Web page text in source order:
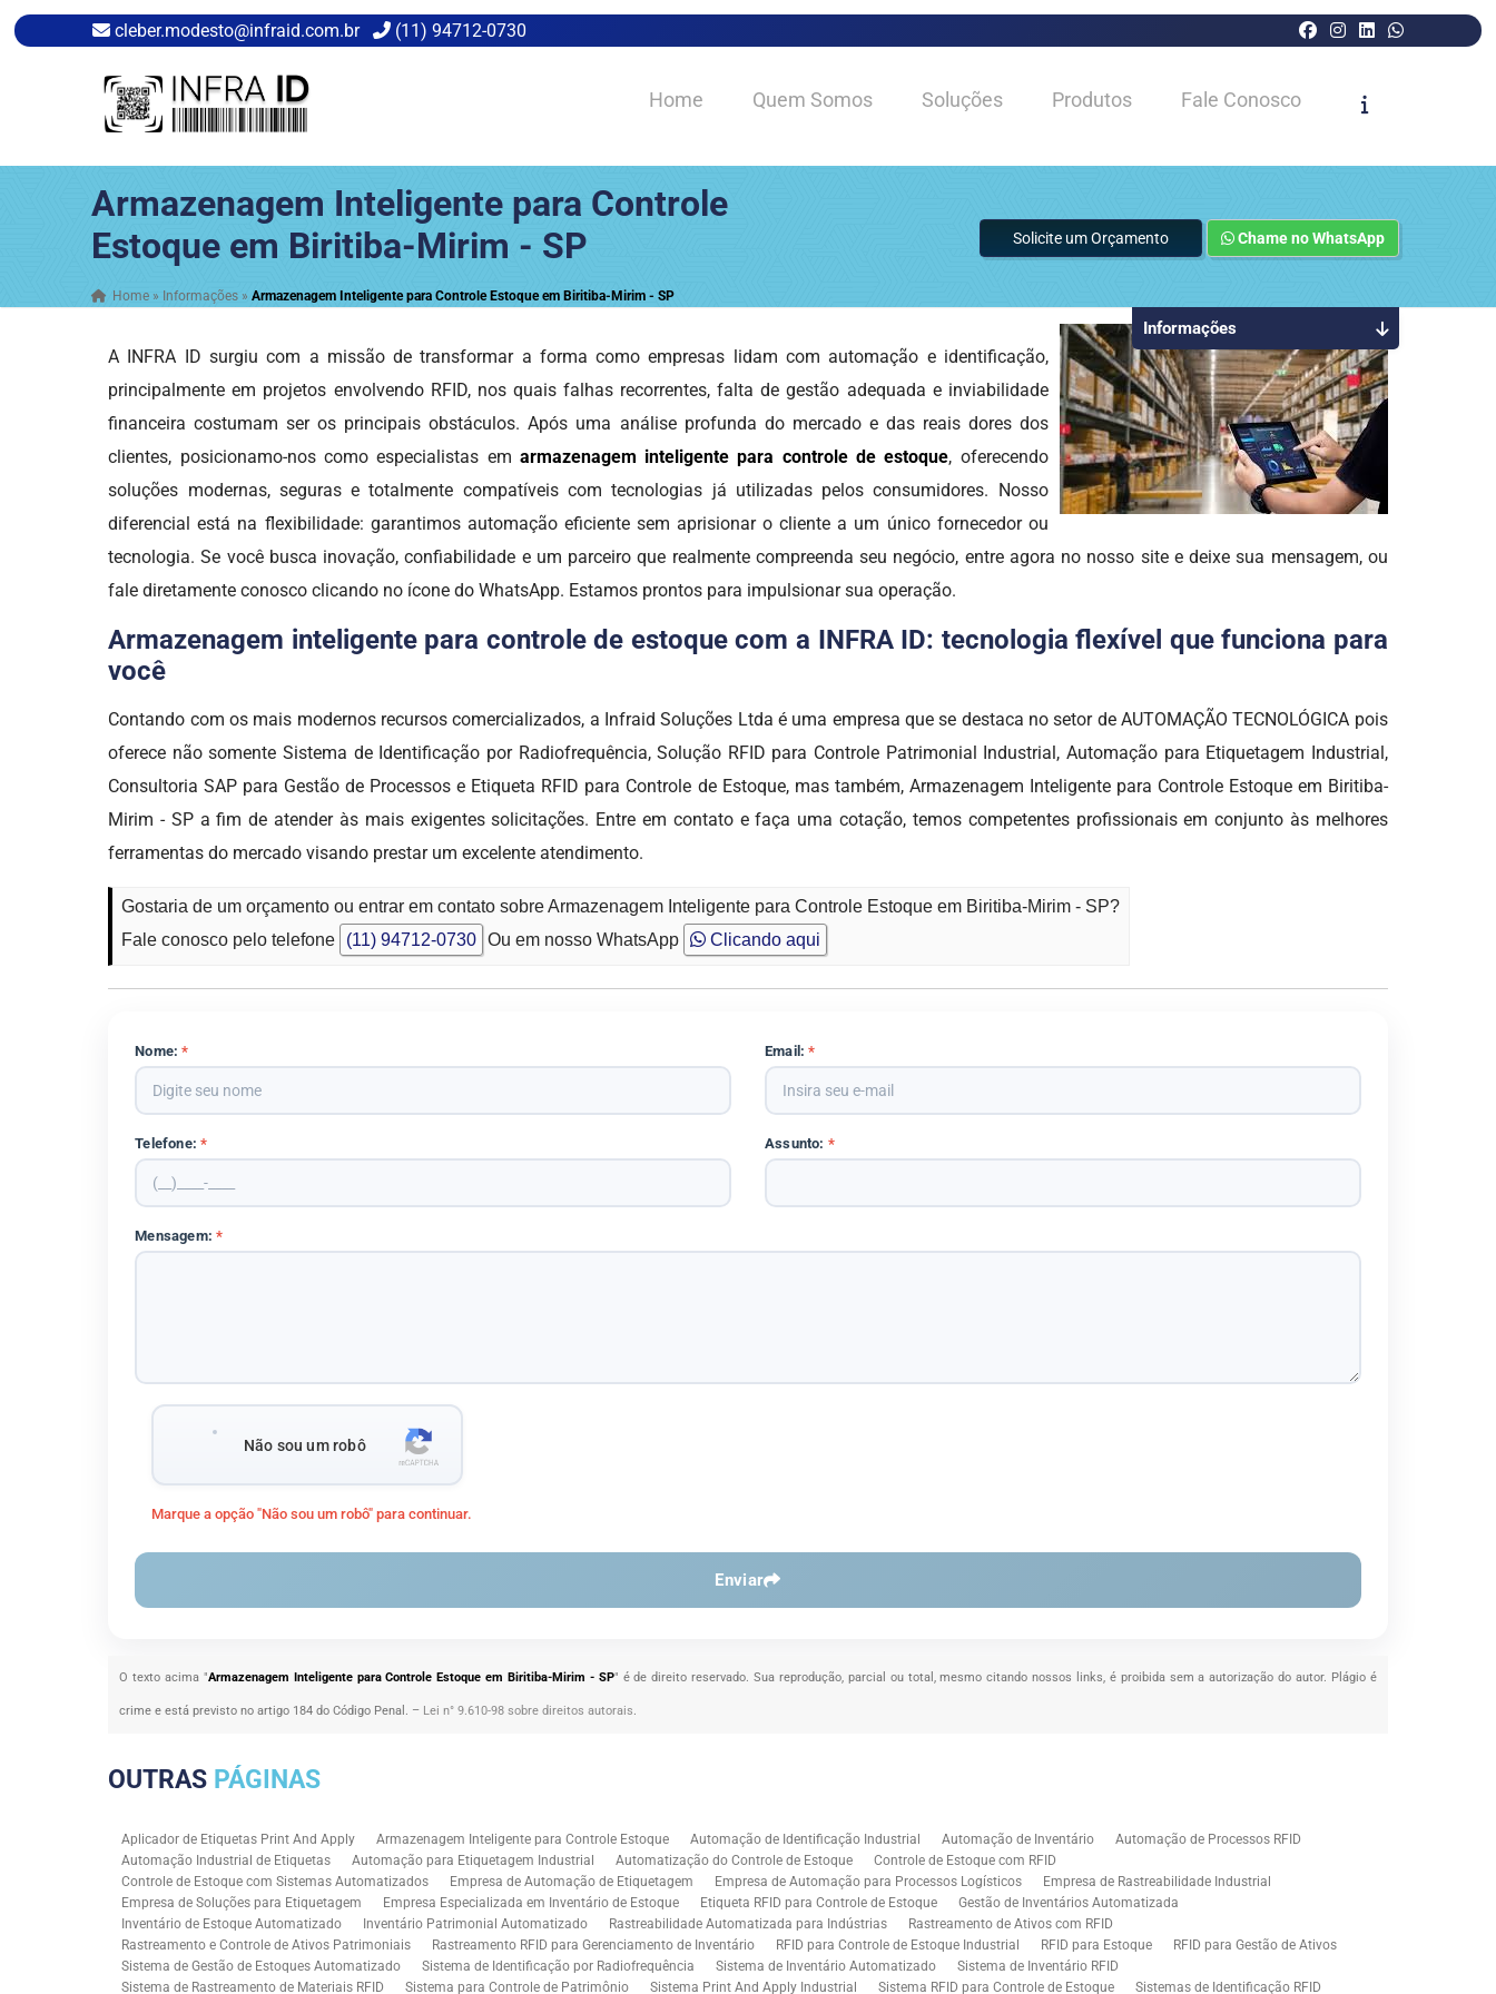
cleber.modesto@infraid.com.br (11) 94712-0730
Home Quem Somos Soluções Produtos Fale Conosco
Armazenagem Inteligente para Controle
Estoque em Biritiba-Mirim - SP
Home » Informações »Armazenagem Inteligente para Controle Estoque em Biritiba-Mirim - SP
Solicite um Orçamento Chame no WhatsApp
A INFRA ID surgiu com a missão de transformar a forma como empresas lidam com automação e identificação,
principalmente em projetos envolvendo RFID, nos quais falhas recorrentes, falta de gestão adequada e inviabilidade
financeira costumam ser os principais obstáculos. Após uma análise profunda do mercado e das reais dores dos
clientes, posicionamo-nos como especialistas em armazenagem inteligente para controle de estoque, oferecendo
soluções modernas, seguras e totalmente compatíveis com tecnologias já utilizadas pelos consumidores. Nosso
diferencial está na flexibilidade: garantimos automação eficiente sem aprisionar o cliente a um único fornecedor ou
tecnologia. Se você busca inovação, confiabilidade e um parceiro que realmente compreenda seu negócio, entre agora no nosso site e deixe sua mensagem, ou
fale diretamente conosco clicando no ícone do WhatsApp. Estamos prontos para impulsionar sua operação.
Armazenagem inteligente para controle de estoque com a INFRA ID: tecnologia flexível que funciona para
você
Contando com os mais modernos recursos comercializados, a Infraid Soluções Ltda é uma empresa que se destaca no setor de AUTOMAÇÃO TECNOLÓGICA pois
oferece não somente Sistema de Identificação por Radiofrequência, Solução RFID para Controle Patrimonial Industrial, Automação para Etiquetagem Industrial,
Consultoria SAP para Gestão de Processos e Etiqueta RFID para Controle de Estoque, mas também, Armazenagem Inteligente para Controle Estoque em Biritiba-
Mirim - SP a fim de atender às mais exigentes solicitações. Entre em contato e faça uma cotação, temos competentes profissionais em conjunto às melhores
ferramentas do mercado visando prestar um excelente atendimento.
Gostaria de um orçamento ou entrar em contato sobre Armazenagem Inteligente para Controle Estoque em Biritiba-Mirim - SP?
Fale conosco pelo telefone
(11) 94712-0730 Ou em nosso WhatsApp Clicando aqui
Nome:* Email:*
Telefone:* Assunto: *
Mensagem:*
Não sou um robô
Marque a opção "Não sou um robô" para continuar.
Enviar
O texto acima "Armazenagem Inteligente para Controle Estoque em Biritiba-Mirim - SP" é de direito reservado. Sua reprodução, parcial ou total, mesmo citando nossos links, é proibida sem a autorização do autor. Plágio é
crime e está previsto no artigo 184 do Código Penal. – Lei n° 9.610-98 sobre direitos autorais.
Informações
OUTRAS PÁGINAS
Aplicador de Etiquetas Print And Apply Armazenagem Inteligente para Controle Estoque Automação de Identificação Industrial Automação de Inventário
Automação de Processos RFID
Automação Industrial de Etiquetas
Automação para Etiquetagem Industrial Automatização do Controle de Estoque
Controle de Estoque com RFID
Controle de Estoque com Sistemas Automatizados
Empresa de Automação de Etiquetagem Empresa de Automação para Processos Logísticos
Empresa de Rastreabilidade Industrial
Empresa de Soluções para Etiquetagem
Empresa Especializada em Inventário de Estoque Etiqueta RFID para Controle de Estoque
Gestão de Inventários Automatizada
Inventário de Estoque Automatizado
Inventário Patrimonial Automatizado Rastreabilidade Automatizada para Indústrias
Rastreamento de Ativos com RFID
Rastreamento e Controle de Ativos Patrimoniais
Rastreamento RFID para Gerenciamento de Inventário RFID para Controle de Estoque Industrial RFID para Estoque
RFID para Gestão de Ativos
Sistema de Gestão de Estoques Automatizado
Sistema de Identificação por Radiofrequência Sistema de Inventário Automatizado
Sistema de Inventário RFID
Sistema de Rastreamento de Materiais RFID
Sistema para Controle de Patrimônio Sistema Print And Apply Industrial Sistema RFID para Controle de Estoque Sistemas de Identificação RFID